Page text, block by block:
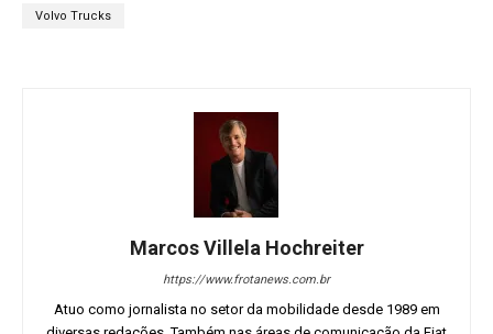
Volvo Trucks
Marcos Villela Hochreiter
https://www.frotanews.com.br
Atuo como jornalista no setor da mobilidade desde 1989 em